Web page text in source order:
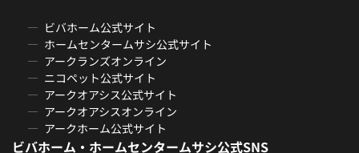
ビバホーム公式サイト
ホームセンタームサシ公式サイト
アークランズオンライン
ニコペット公式サイト
アークオアシス公式サイト
アークオアシスオンライン
アークホーム公式サイト
ビバホーム・ホームセンタームサシ公式SNS